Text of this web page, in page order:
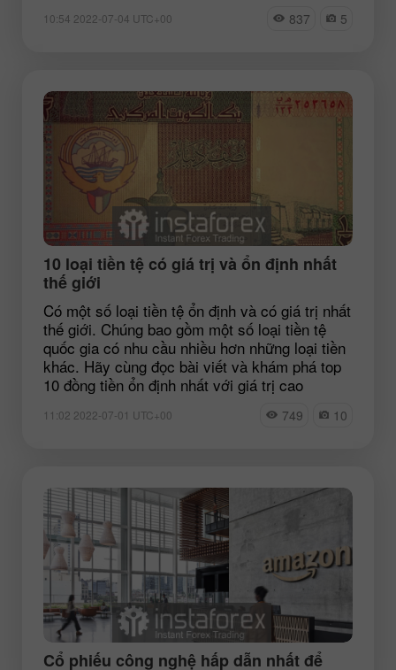
10:54 2022-07-04 UTC+00 837 5
10 loại tiền tệ có giá trị và ổn định nhất
thế giới
Có một số loại tiền tệ ổn định và có giá trị nhất
thế giới. Chúng bao gồm một số loại tiền tệ
quốc gia có nhu cầu nhiều hơn những loại tiền
khác. Hãy cùng đọc bài viết và khám phá top
10 đồng tiền ổn định nhất với giá trị cao
11:02 2022-07-01 UTC+00 749 10
Cổ phiếu công nghệ hấp dẫn nhất để